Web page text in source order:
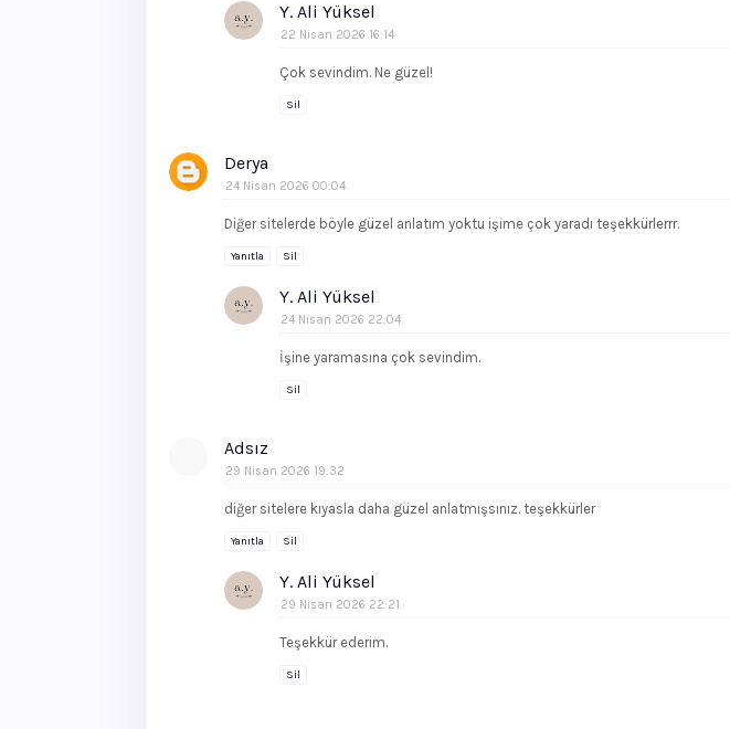
Y. Ali Yüksel
22 Nisan 2026 16:14
Çok sevindim. Ne güzel!
Sil
Derya
24 Nisan 2026 00:04
Diğer sitelerde böyle güzel anlatım yoktu işime çok yaradı teşekkürlerrr.
Yanıtla Sil
Y. Ali Yüksel
24 Nisan 2026 22:04
İşine yaramasına çok sevindim.
Sil
Adsız
29 Nisan 2026 19:32
diğer sitelere kıyasla daha güzel anlatmışsınız. teşekkürler
Yanıtla Sil
Y. Ali Yüksel
29 Nisan 2026 22:21
Teşekkür ederim.
Sil